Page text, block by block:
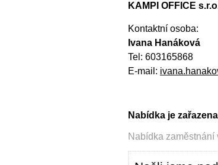
KAMPI OFFICE
Kontaktní osoba:
Ivana Hanáková
Tel: 603165868
E-mail:
Nabídka je
Nabídka zaměstnání